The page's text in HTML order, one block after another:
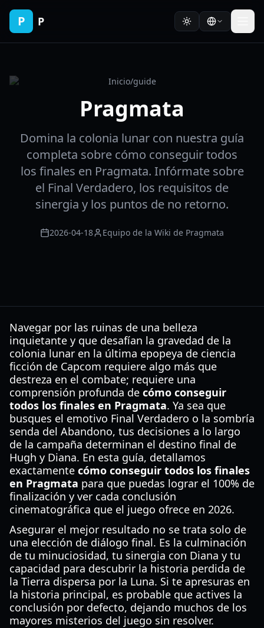
P P
Inicio/guide
Pragmata
Domina la colonia lunar con nuestra guía
completa sobre cómo conseguir todos
los finales en Pragmata. Infórmate sobre
el Final Verdadero, los requisitos de
sinergia y los puntos de no retorno.
2026-04-18 Equipo de la Wiki de Pragmata
Navegar por las ruinas de una belleza
inquietante y que desafían la gravedad de la
colonia lunar en la última epopeya de ciencia
ficción de Capcom requiere algo más que
destreza en el combate; requiere una
comprensión profunda de cómo conseguir
todos los finales en Pragmata. Ya sea que
busques el emotivo Final Verdadero o la sombría
senda del Abandono, tus decisiones a lo largo
de la campaña determinan el destino final de
Hugh y Diana. En esta guía, detallamos
exactamente cómo conseguir todos los finales
en Pragmata para que puedas lograr el 100% de
finalización y ver cada conclusión
cinematográfica que el juego ofrece en 2026.
Asegurar el mejor resultado no se trata solo de
una elección de diálogo final. Es la culminación
de tu minuciosidad, tu sinergia con Diana y tu
capacidad para descubrir la historia perdida de
la Tierra dispersa por la Luna. Si te apresuras en
la historia principal, es probable que actives la
conclusión por defecto, dejando muchos de los
mayores misterios del juego sin resolver.